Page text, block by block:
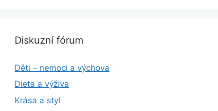
Diskuzní fórum
Děti – nemoci a výchova
Dieta a výživa
Krása a styl